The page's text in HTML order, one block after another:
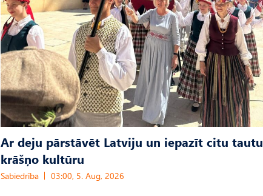
Ar deju pārstāvēt Latviju un iepazīt citu tautu
krāšņo kultūru
Sabiedrība 03:00, 5. Aug, 2026